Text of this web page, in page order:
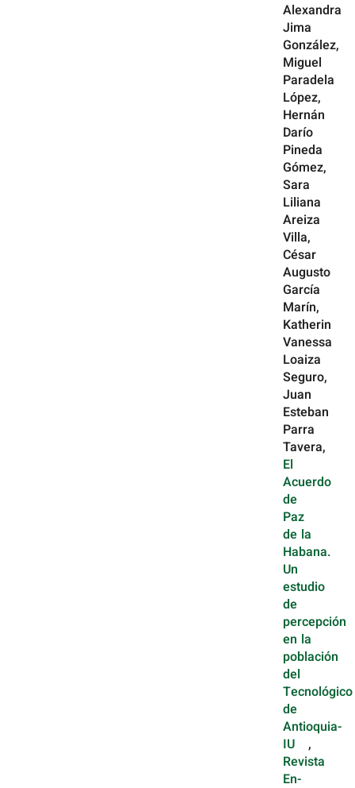
Alexandra
Jima
González,
Miguel
Paradela
López,
Hernán
Darío
Pineda
Gómez,
Sara
Liliana
Areiza
Villa,
César
Augusto
García
Marín,
Katherin
Vanessa
Loaiza
Seguro,
Juan
Esteban
Parra
Tavera,
El
Acuerdo
de
Paz
de la
Habana.
Un
estudio
de
percepción
en la
población
del
Tecnológico
de
Antioquia-
IU ,
Revista
En-